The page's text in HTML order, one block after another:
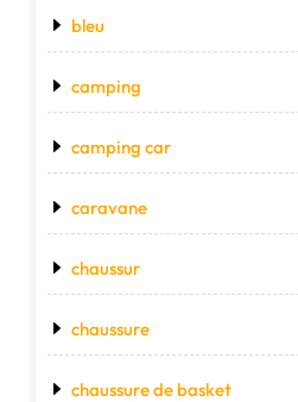
bleu
camping
camping car
caravane
chaussur
chaussure
chaussure de basket